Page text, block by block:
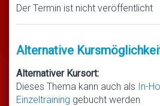
Der Termin ist nicht veröffentlicht
Alternative
Alternativer Kursort:
Dieses Thema kann auch als In-
Einzeltraining gebucht werden